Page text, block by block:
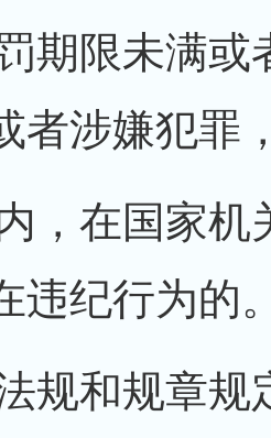
期限未满
者涉嫌犯罪
，在国家
违纪行为的
规和规章